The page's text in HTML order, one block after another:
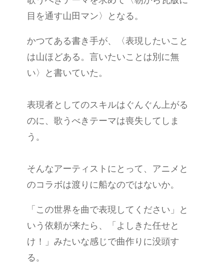
目を通す山田マン〉となる。
かつてある書き手が、〈表現したいこと
は山ほどある。言いたいことは別に無
い〉と書いていた。
表現者としてのスキルはぐんぐん上がる
のに、歌うべきテーマは喪失してしま
う。
そんなアーティストにとって、アニメと
のコラボは渡りに船なのではないか。
「この世界を曲で表現してください」と
いう依頼が来たら、「よしきた任せと
け！」みたいな感じで曲作りに没頭す
る。